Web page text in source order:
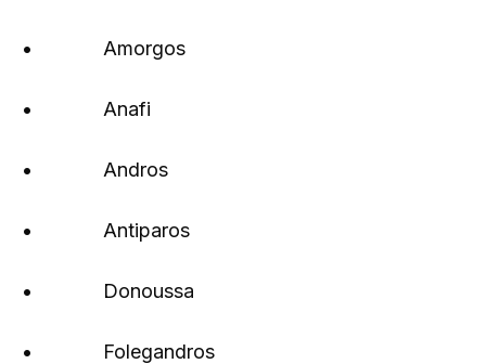
• Amorgos
• Anafi
• Andros
• Antiparos
• Donoussa
• Folegandros